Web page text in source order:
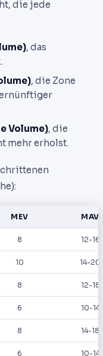
die jede
, das
, die Zone
Volume), die
mehr erholst.
MEV MAV
8 12-16
10 14-20
8 12-18
6 10-14
8 14-18
6 10-14